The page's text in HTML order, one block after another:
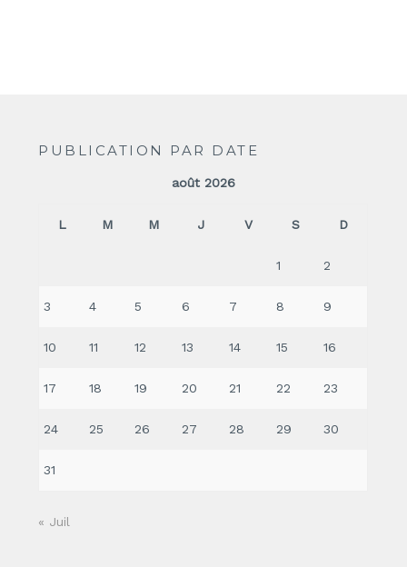
PUBLICATION PAR DATE
août 2026
L M M J V S D
1 2
3 4 5 6 7 8 9
10 11 12 13 14 15 16
17 18 19 20 21 22 23
24 25 26 27 28 29 30
31
« Juil